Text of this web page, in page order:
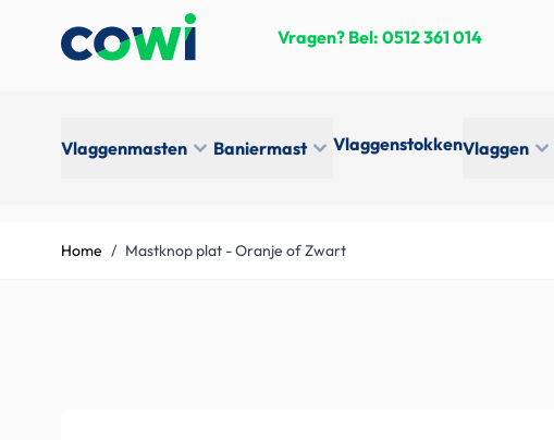
Vragen? Bel:0512 361 014
Vlaggenmasten Baniermast VlaggenstokkenVlaggen
Home / Mastknop plat - Oranje of Zwart